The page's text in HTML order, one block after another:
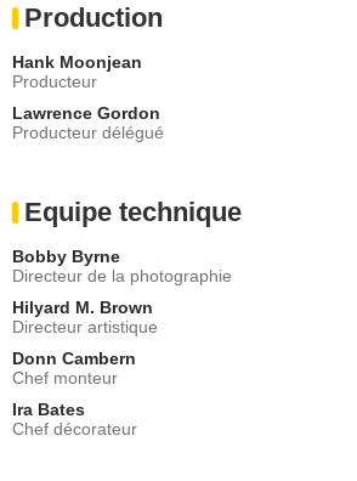
Production
Hank Moonjean
Producteur
Lawrence Gordon
Producteur délégué
Equipe technique
Bobby Byrne
Directeur de la photographie
Hilyard M. Brown
Directeur artistique
Donn Cambern
Chef monteur
Ira Bates
Chef décorateur